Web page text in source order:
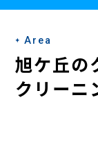
の
ク
リ
ー
Area
旭ケ丘の
クリーニ